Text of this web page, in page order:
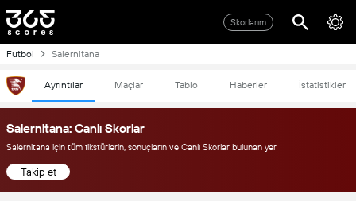
Skorlarım
Futbol Salernitana
Ayrıntılar Maçlar Tablo Haberler İstatistikler
Salernitana: Canlı Skorlar
Salernitana için tüm fikstürlerin, sonuçların ve Canlı Skorlar bulunan yer
Takip et